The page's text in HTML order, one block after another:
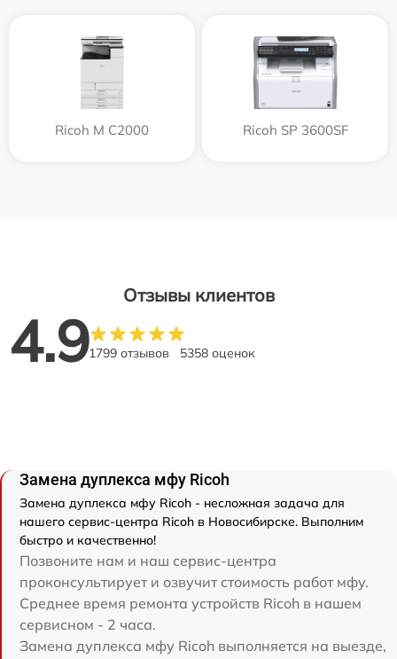
Ricoh M C2000 Ricoh SP 3600SF
Отзывы клиентов
4.91799 отзывов 5358 оценок
Замена дуплекса мфу Ricoh
Замена дуплекса мфу Ricoh - несложная задача для
нашего сервис-центра Ricoh в Новосибирске. Выполним
быстро и качественно!
Позвоните нам и наш сервис-центра
проконсультирует и озвучит стоимость работ мфу.
Среднее время ремонта устройств Ricoh в нашем
сервисном - 2 часа.
Замена дуплекса мфу Ricoh выполняется на выезде,